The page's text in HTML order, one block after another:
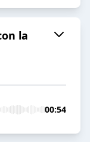
la
00:54